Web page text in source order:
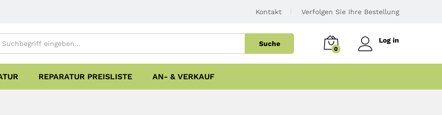
Kontakt Verfolgen Sie Ihre Bestellung
Suche
0
Log in
REPARATUR PREISLISTE AN- & VERKAUF